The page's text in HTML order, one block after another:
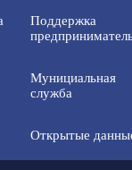
Поддержка
Мунициальная
служба
Открытые